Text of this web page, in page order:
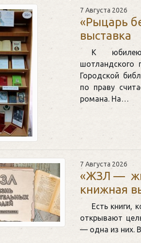
7 Августа 2026
«Рыцарь
выставка
К юбилею
шотландского
Городской
по праву
романа. На…
7 Августа 2026
«ЖЗЛ —
книжная
Есть книги,
открывают
— одна из них.